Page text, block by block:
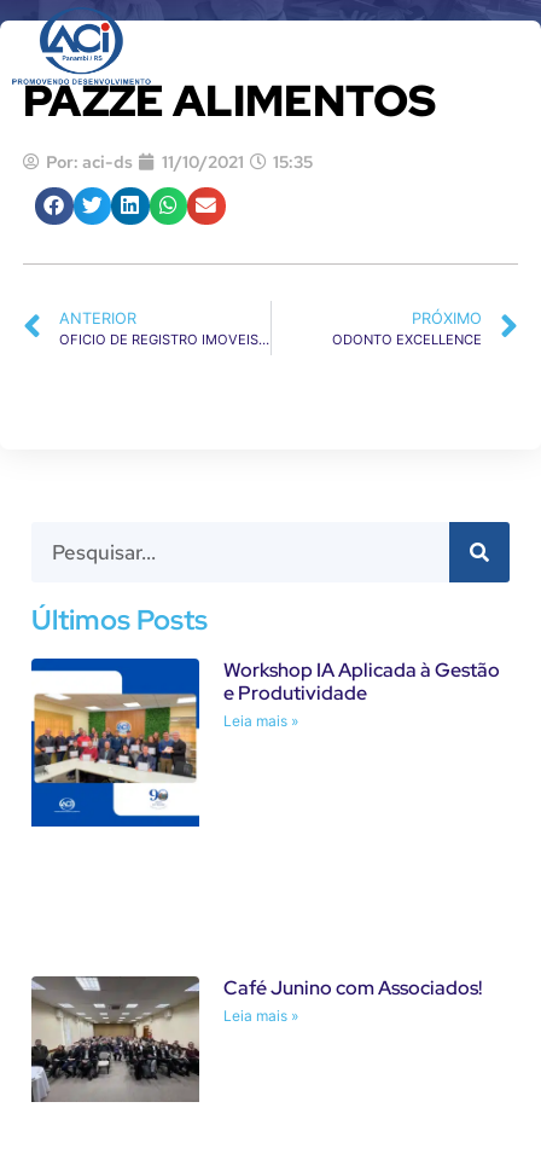
PAZZE ALIMENTOS
Por: aci-ds 11/10/2021 15:35
ANTERIOR
OFICIO DE REGISTRO IMOVEIS E REG ESPECIAIS
PRÓXIMO
ODONTO EXCELLENCE
Últimos Posts
Workshop IA Aplicada à Gestão
e Produtividade
Leia mais »
Café Junino com Associados!
Leia mais »